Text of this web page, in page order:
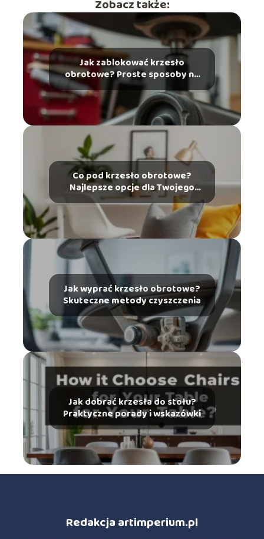
Zobacz także:
Jak zablokować krzesło
obrotowe? Proste sposoby na
naprawę
Co pod krzesło obrotowe?
Najlepsze opcje dla Twojego
wnętrza
Jak wyprać krzesło obrotowe?
Skuteczne metody czyszczenia
Jak dobrać krzesła do stołu?
Praktyczne porady i wskazówki
Redakcja artimperium.pl